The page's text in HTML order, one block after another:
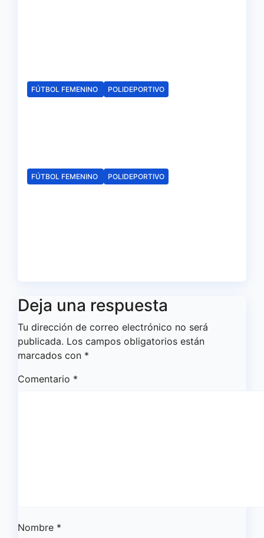
FÚTBOL FEMENINO POLIDEPORTIVO
FÚTBOL FEMENINO POLIDEPORTIVO
Deja una respuesta
Tu dirección de correo electrónico no será
publicada. Los campos obligatorios están
marcados con *
Comentario *
Nombre *